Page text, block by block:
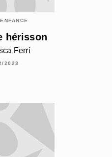
hérisson
Ferri
2023